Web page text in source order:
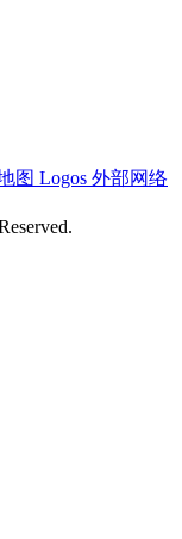
图 Logos 外部网络